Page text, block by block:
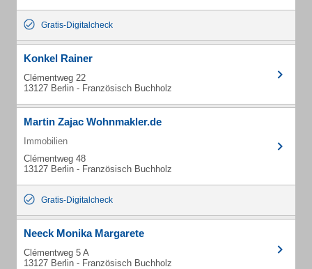
Gratis-Digitalcheck
Konkel Rainer
Clémentweg 22
13127 Berlin - Französisch Buchholz
Martin Zajac Wohnmakler.de
Immobilien
Clémentweg 48
13127 Berlin - Französisch Buchholz
Gratis-Digitalcheck
Neeck Monika Margarete
Clémentweg 5 A
13127 Berlin - Französisch Buchholz